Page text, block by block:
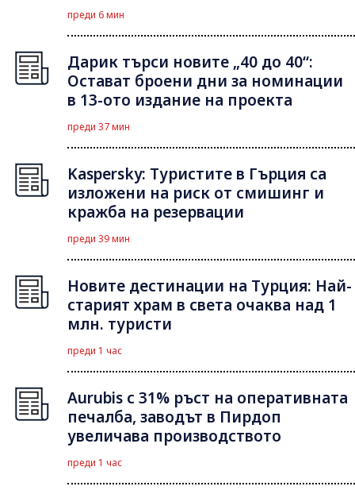
преди 6 мин
Дарик търси новите „40 до 40“:
Остават броени дни за номинации
в 13-ото издание на проекта
преди 37 мин
Kaspersky: Туристите в Гърция са
изложени на риск от смишинг и
кражба на резервации
преди 39 мин
Новите дестинации на Турция: Най-
старият храм в света очаква над 1
млн. туристи
преди 1 час
Aurubis с 31% ръст на оперативната
печалба, заводът в Пирдоп
увеличава производството
преди 1 час